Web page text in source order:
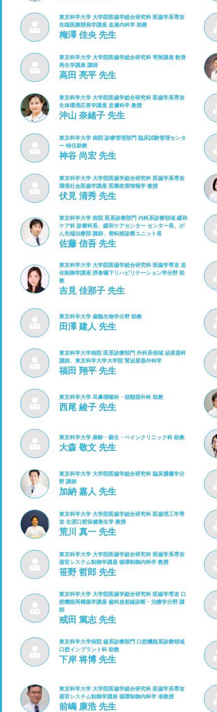
東京科学大学 大学院医歯学総合研究科 医歯学系専攻
先端医療開発学講座 血液内科学 助教
梅澤 佳央 先生
東京科学大学 大学院医歯学総合研究科 寄附講座 軟骨
再生学講座 講師
高田 亮平 先生
東京科学大学 大学院医歯学総合研究科 医歯学系専攻
生体環境応答学講座 皮膚科学 教授
沖山 奈緒子 先生
東京科学大学 病院 診療管理部門 臨床試験管理センタ
ー 特任助教
神谷 尚宏 先生
東京科学大学 大学院医歯学総合研究科 医歯学系専攻
環境社会医歯学講座 医療政策情報学 教授
伏見 清秀 先生
東京科学大学 病院 医系診療部門 内科系診療領域 緩和
ケア科 診療科長、緩和ケアセンター センター長、が
ん先端治療部 講師、骨転移診療ユニット長
佐藤 信吾 先生
東京科学大学 大学院医歯学総合研究科 医歯学専攻 老
化制御学講座 摂食嚥下リハビリテーション学分野 助
教
吉見 佳那子 先生
東京科学大学 歯髄生物学分野 助教
田澤 建人 先生
東京科学大学病院 医系診療部門 外科系領域 泌尿器科
講師、東京科学大学大学院 腎泌尿器外科学
福田 翔平 先生
東京科学大学 耳鼻咽喉科・頭頸部外科 助教
西尾 綾子 先生
東京科学大学 麻酔・蘇生・ペインクリニック科 助教
大森 敬文 先生
東京科学大学 大学院医歯学総合研究科 臨床腫瘍学分
野 講師
加納 嘉人 先生
東京科学大学 大学院医歯学総合研究科 医歯理工学専
攻 生涯口腔保健衛生学 教授
荒川 真一 先生
東京科学大学 大学院医歯学総合研究科 医歯学系専攻
器官システム制御学講座 循環制御内科学 教授
笹野 哲郎 先生
東京科学大学 大学院医歯学総合研究科 医歯学専攻 口
腔機能再構築学講座 歯科放射線診断・治療学分野 講
師
戒田 篤志 先生
東京科学大学病院 歯系診療部門 口腔機能系診療領域
口腔インプラント科 助教
下岸 将博 先生
東京科学大学 大学院医歯学総合研究科 医歯学系専攻
器官システム制御学講座 循環制御内科学 准教授
前嶋 康浩 先生